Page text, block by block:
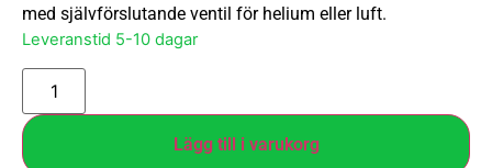
med självförslutande ventil för helium eller luft.
Leveranstid 5-10 dagar
Lägg till i varukorg